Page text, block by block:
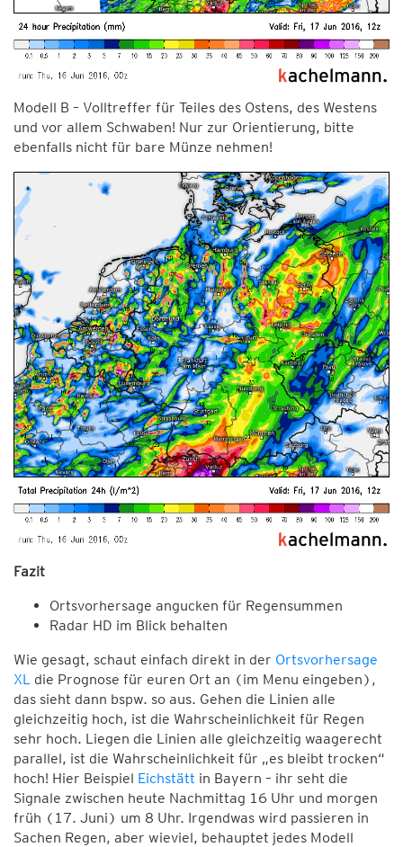
Modell B – Volltreffer für Teiles des Ostens, des Westens
und vor allem Schwaben! Nur zur Orientierung, bitte
ebenfalls nicht für bare Münze nehmen!
Fazit
Ortsvorhersage angucken für Regensummen
Radar HD im Blick behalten
Wie gesagt, schaut einfach direkt in der Ortsvorhersage
XL die Prognose für euren Ort an (im Menu eingeben),
das sieht dann bspw. so aus. Gehen die Linien alle
gleichzeitig hoch, ist die Wahrscheinlichkeit für Regen
sehr hoch. Liegen die Linien alle gleichzeitig waagerecht
parallel, ist die Wahrscheinlichkeit für „es bleibt trocken“
hoch! Hier Beispiel Eichstätt in Bayern – ihr seht die
Signale zwischen heute Nachmittag 16 Uhr und morgen
früh (17. Juni) um 8 Uhr. Irgendwas wird passieren in
Sachen Regen, aber wieviel, behauptet jedes Modell